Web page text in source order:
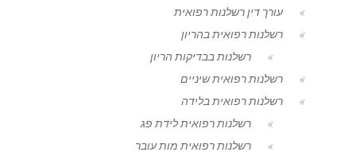
עורך דין רשלנות רפואית
רשלנות רפואית בהריון
רשלנות בבדיקות הריון
רשלנות רפואית שיניים
רשלנות רפואית בלידה
רשלנות רפואית לידת פג
רשלנות רפואית מות עובר